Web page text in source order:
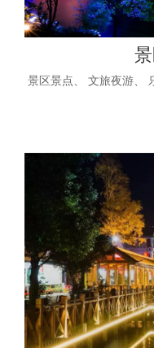
景区景点、 文旅夜游、